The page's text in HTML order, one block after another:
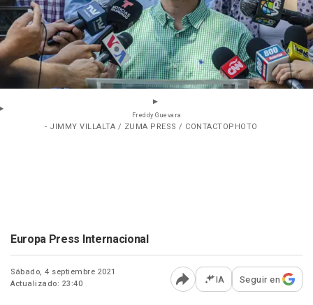
Freddy Guevara
- JIMMY VILLALTA / ZUMA PRESS / CONTACTOPHOTO
Europa Press Internacional
Sábado, 4 septiembre 2021
Actualizado: 23:40
Abrir opciones para
IA Seguir en